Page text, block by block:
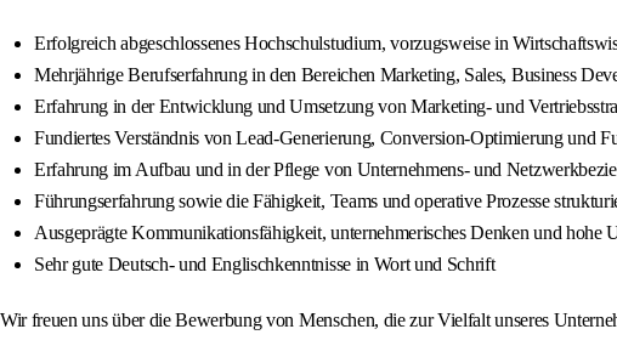
Erfolgreich abgeschlossenes Hochschulstudium, vorzugsweise in
Mehrjährige Berufserfahrung in den Bereichen Marketing, Sales, Business
Erfahrung in der Entwicklung und Umsetzung von Marketing- und
Fundiertes Verständnis von Lead-Generierung, Conversion-Optimierung und
Erfahrung im Aufbau und in der Pflege von Unternehmens- und
Führungserfahrung sowie die Fähigkeit, Teams und operative Prozesse
Ausgeprägte Kommunikationsfähigkeit, unternehmerisches Denken und hohe
Sehr gute Deutsch- und Englischkenntnisse in Wort und Schrift
Wir freuen uns über die Bewerbung von Menschen, die zur Vielfalt unseres